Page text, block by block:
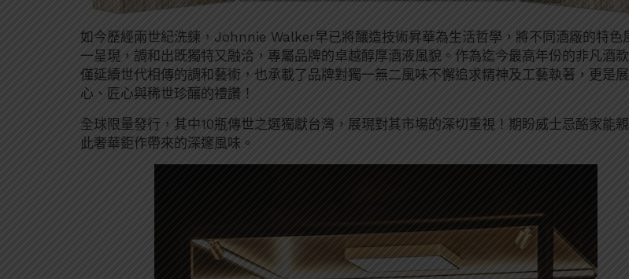
如今歷經兩世紀洗鍊，Johnnie Walker早已將釀造技術昇華為生活哲學，將不同酒廠的特色
一呈現，調和出既獨特又融洽，專屬品牌的卓越醇厚酒液風貌。作為迄今最高年份的非凡酒
僅延續世代相傳的調和藝術，也承載了品牌對獨一無二風味不懈追求精神及工藝執著，更是
心、匠心與稀世珍釀的禮讚！
全球限量發行，其中10瓶傳世之選獨獻台灣，展現對其市場的深切重視！期盼威士忌酩家能
此奢華鉅作帶來的深邃風味。